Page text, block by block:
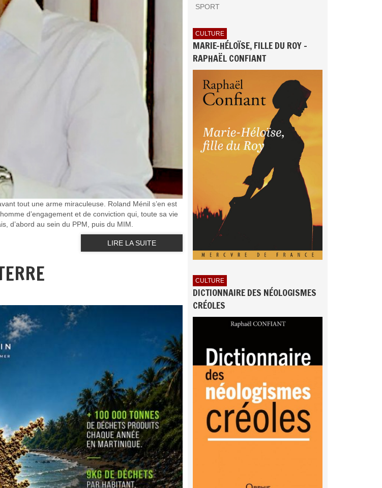
tout une arme miraculeuse. Roland Ménil s’en est
d’engagement et de conviction qui, toute sa vie
d’abord au sein du PPM, puis du MIM.
LIRE LA SUITE
SPORT
CULTURE
MARIE-HÉLOÏSE, FILLE DU ROY -
RAPHAËL CONFIANT
CULTURE
DICTIONNAIRE DES NÉOLOGISMES
CRÉOLES